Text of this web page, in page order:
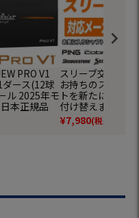
PRO V1
ース(12球
ル 2025年モ
本正規品
スリーブ交換 修
お持ちのスリー
トを新たにご希
付け替えます 各
応 ゴルフ シャフ
¥7,980(税込)